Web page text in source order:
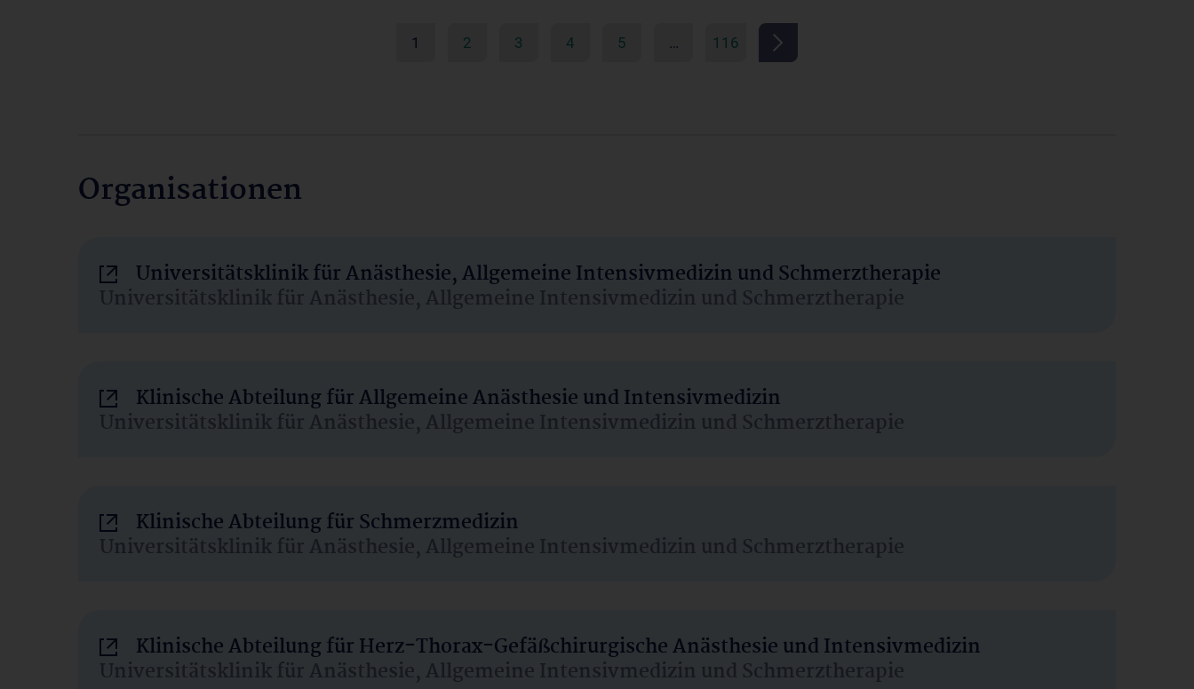
1 2 3 4 5 … 116
Organisationen
Universitätsklinik für Anästhesie, Allgemeine Intensivmedizin und Schmerztherapie
Universitätsklinik für Anästhesie, Allgemeine Intensivmedizin und Schmerztherapie
Klinische Abteilung für Allgemeine Anästhesie und Intensivmedizin
Universitätsklinik für Anästhesie, Allgemeine Intensivmedizin und Schmerztherapie
Klinische Abteilung für Schmerzmedizin
Universitätsklinik für Anästhesie, Allgemeine Intensivmedizin und Schmerztherapie
Klinische Abteilung für Herz-Thorax-Gefäßchirurgische Anästhesie und Intensivmedizin
Universitätsklinik für Anästhesie, Allgemeine Intensivmedizin und Schmerztherapie